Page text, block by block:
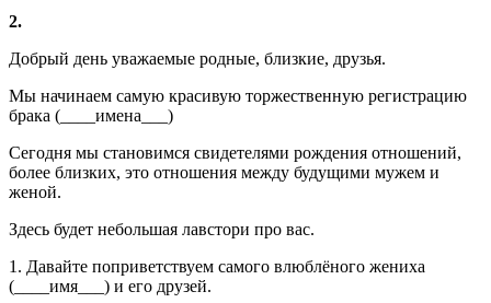
2.
Добрый день уважаемые родные, близкие, друзья.
Мы начинаем самую красивую торжественную регистрацию
брака (____имена___)
Сегодня мы становимся свидетелями рождения отношений,
более близких, это отношения между будущими мужем и
женой.
Здесь будет небольшая лавстори про вас.
1. Давайте поприветствуем самого влюблёного жениха
(____имя___) и его друзей.